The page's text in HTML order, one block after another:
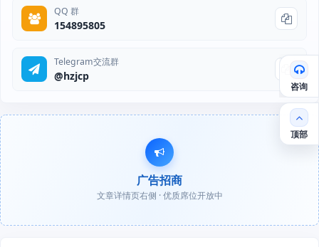
QQ 群
154895805
Telegram交流群
@hzjcp
广告招商
文章详情页右侧 · 优质席位开放中
咨询
顶部